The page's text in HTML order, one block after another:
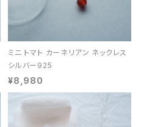
ミニ トマト カーネリアン ネックレス
シルバー925
¥8,980